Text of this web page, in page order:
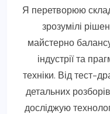
Я перетворюю
зрозумілі
майстерно
індустрії та
техніки. Від тест-
детальних
досліджую